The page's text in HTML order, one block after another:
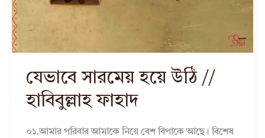
যেভাবে সারমেয় হয়ে উঠি //
হাবিবুল্লাহ ফাহাদ
০১.আমার পরিবার আমাকে নিয়ে বেশ বিপাকে আছে। বিশেষ